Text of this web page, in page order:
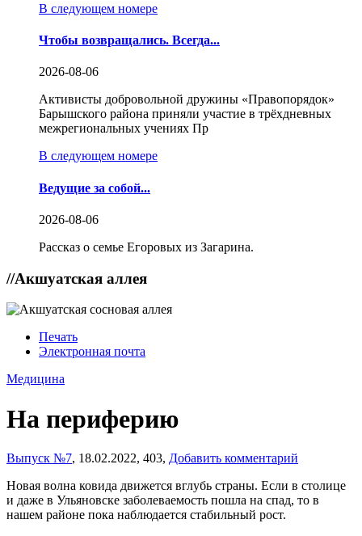
В следующем номере
Чтобы возвращались. Всегда...
2026-08-06
Активисты добровольной дружины «Правопорядок»
Барышского района приняли участие в трёхдневных
межрегиональных учениях Пр
В следующем номере
Ведущие за собой...
2026-08-06
Рассказ о семье Егоровых из Загарина.
//Акшуатская аллея
Печать
Электронная почта
Медицина
На периферию
Выпуск №7, 18.02.2022, 403, Добавить комментарий
Новая волна ковида движется вглубь страны. Если в столице
и даже в Ульяновске заболеваемость пошла на спад, то в
нашем районе пока наблюдается стабильный рост.